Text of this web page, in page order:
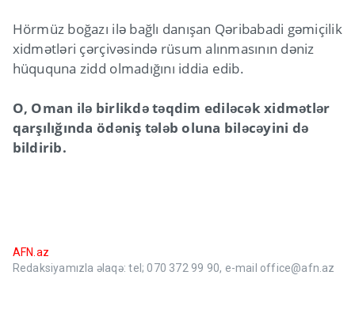
Hörmüz boğazı ilə bağlı danışan Qəribabadi gəmiçilik
xidmətləri çərçivəsində rüsum alınmasının dəniz
hüququna zidd olmadığını iddia edib.
O, Oman ilə birlikdə təqdim ediləcək xidmətlər
qarşılığında ödəniş tələb oluna biləcəyini də
bildirib.
AFN.az
Redaksiyamızla əlaqə: tel; 070 372 99 90, e-mail office@afn.az